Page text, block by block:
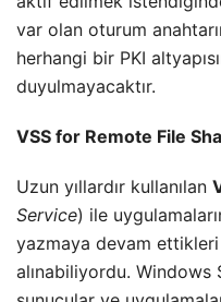
var olan oturum
herhangi bir PKI
duyulmayacaktır.
VSS for Remote File
Uzun yıllardır kullanılan
Service) ile
yazmaya devam ettikleri
alınabiliyordu.